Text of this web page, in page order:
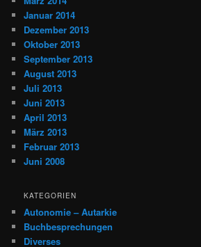
Januar 2014
Dezember 2013
Oktober 2013
September 2013
August 2013
Juli 2013
Juni 2013
April 2013
März 2013
Februar 2013
Juni 2008
KATEGORIEN
Autonomie – Autarkie
Buchbesprechungen
Diverses